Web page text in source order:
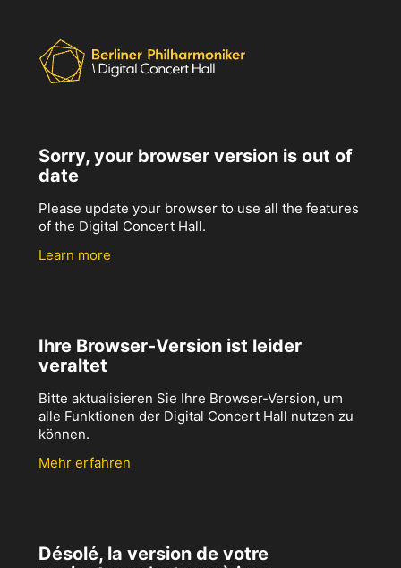
Sorry, your browser version is out of
date
Please update your browser to use all the features
of the Digital Concert Hall.
Learn more
Ihre Browser-Version ist leider
veraltet
Bitte aktualisieren Sie Ihre Browser-Version, um
alle Funktionen der Digital Concert Hall nutzen zu
können.
Mehr erfahren
Désolé, la version de votre